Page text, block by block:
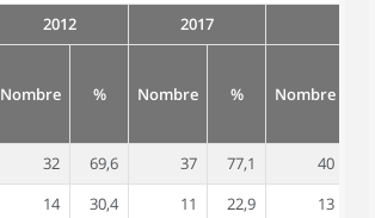
2012 2017
Nombre % Nombre % Nombre
32 69,6 37 77,1 40
14 30,4 11 22,9 13